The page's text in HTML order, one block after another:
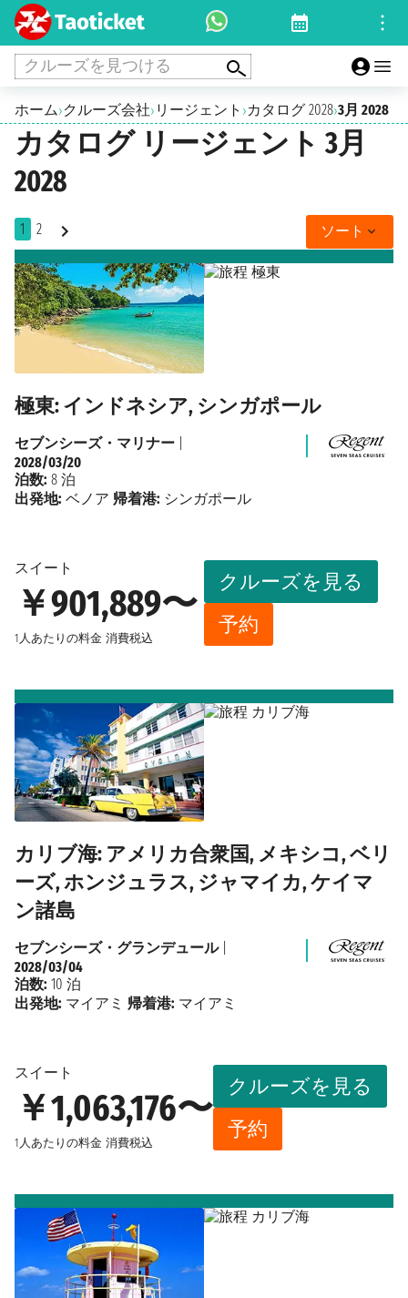
クルーズを見つける
ホーム›クルーズ会社› リージェント ›カタログ 2028›3月 2028
カタログ リージェント 3月
2028
1 2 ソート
極東: インドネシア, シンガポール
スイート
￥901,889〜
1人あたりの料金 消費税込
クルーズを見る
予約
セブンシーズ・マリナー
2028/03/20
泊数: 8 泊
出発地: ベノア 帰着港: シンガポール
カリブ海: アメリカ合衆国, メキシコ, ベリ
ーズ, ホンジュラス, ジャマイカ, ケイマ
ン諸島
スイート
￥1,063,176〜
1人あたりの料金 消費税込
クルーズを見る
予約
セブンシーズ・グランデュール|
2028/03/04
泊数: 10 泊
出発地: マイアミ 帰着港: マイアミ